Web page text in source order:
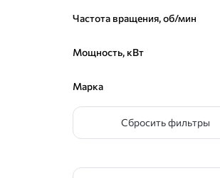
Частота вращения, об/мин
Мощность, кВт
Марка
Сбросить фильтры